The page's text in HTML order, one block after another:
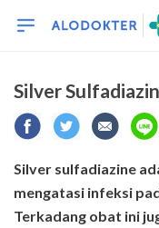
Silver
Silver sulfadiazine
mengatasi infeksi
Terkadang obat ini